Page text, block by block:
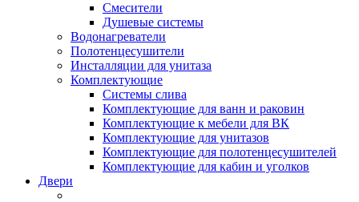
Смесители
Душевые системы
Водонагреватели
Полотенцесушители
Инсталляции для унитаза
Комплектующие
Системы слива
Комплектующие для ванн и раковин
Комплектующие к мебели для ВК
Комплектующие для унитазов
Комплектующие для полотенцесушителей
Комплектующие для кабин и уголков
Двери